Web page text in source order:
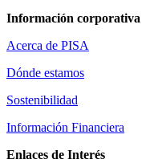
Información corporativa
Acerca de PISA
Dónde estamos
Sostenibilidad
Información Financiera
Enlaces de Interés